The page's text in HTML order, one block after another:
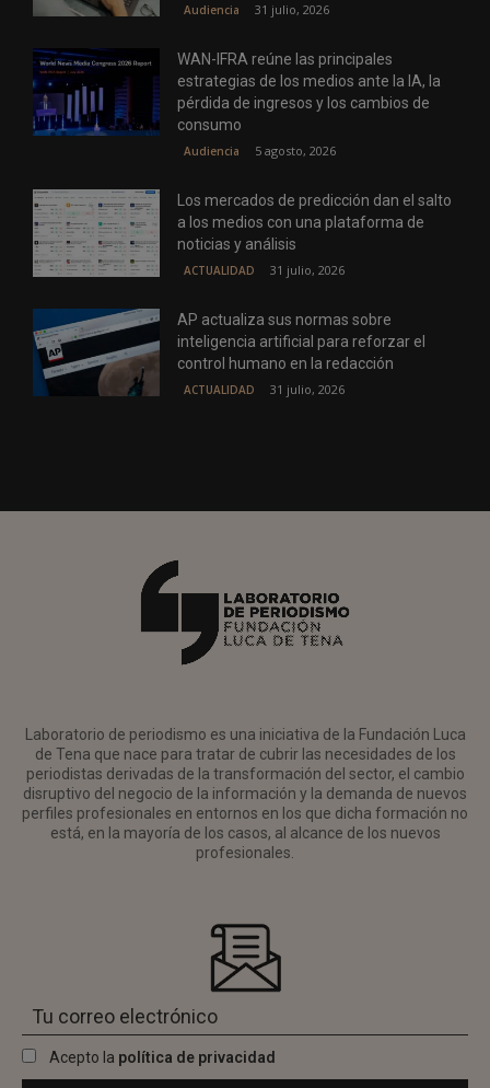
Audiencia 31 julio, 2026
WAN-IFRA reúne las principales
estrategias de los medios ante la IA, la
pérdida de ingresos y los cambios de
consumo
Audiencia 5 agosto, 2026
Los mercados de predicción dan el salto
a los medios con una plataforma de
noticias y análisis
ACTUALIDAD 31 julio, 2026
AP actualiza sus normas sobre
inteligencia artificial para reforzar el
control humano en la redacción
ACTUALIDAD 31 julio, 2026
Laboratorio de periodismo es una iniciativa de la Fundación Luca
de Tena que nace para tratar de cubrir las necesidades de los
periodistas derivadas de la transformación del sector, el cambio
disruptivo del negocio de la información y la demanda de nuevos
perfiles profesionales en entornos en los que dicha formación no
está, en la mayoría de los casos, al alcance de los nuevos
profesionales.
Acepto la política de privacidad